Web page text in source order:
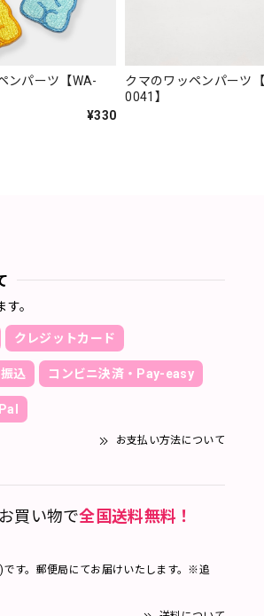
ンパーツ【WA-
¥330
クマのワッペンパーツ
0041】
。
クレジットカード
込 コンビニ決済・Pay-easy
お支払い方法について
買い物で全国送料無料！
す。郵便局にてお届けいたします。※追